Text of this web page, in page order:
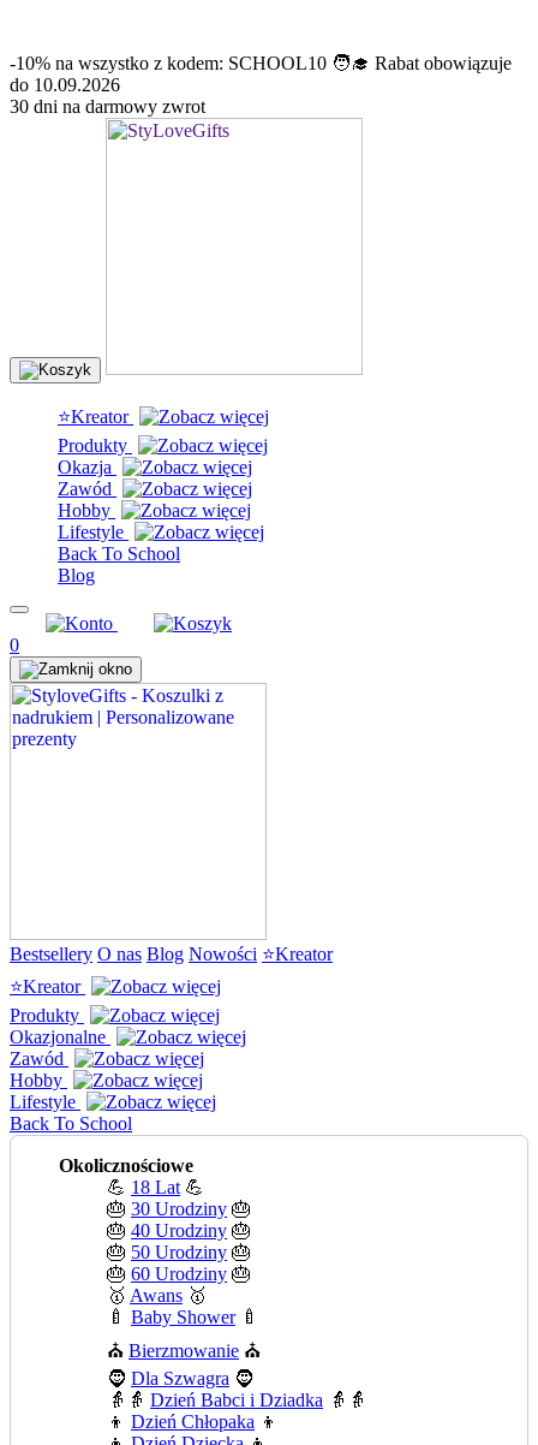
-10% na wszystko z kodem: SCHOOL10 🧑‍🎓 Rabat obowiązuje
do 10.09.2026
30 dni na darmowy zwrot
⭐Kreator
Produkty
Okazja
Zawód
Hobby
Lifestyle
Back To School
Blog
0
Bestsellery O nas Blog Nowości ⭐Kreator
⭐Kreator
Produkty
Okazjonalne
Zawód
Hobby
Lifestyle
Back To School
Okolicznościowe
💪 18 Lat 💪
🎂 30 Urodziny 🎂
🎂 40 Urodziny 🎂
🎂 50 Urodziny 🎂
🎂 60 Urodziny 🎂
🥇 Awans 🥇
🍼 Baby Shower🍼
⛪ Bierzmowanie ⛪
🧔 Dla Szwagra 🧔
👵👵 Dzień Babci i Dziadka 👵👵
👦 Dzień Chłopaka 👦